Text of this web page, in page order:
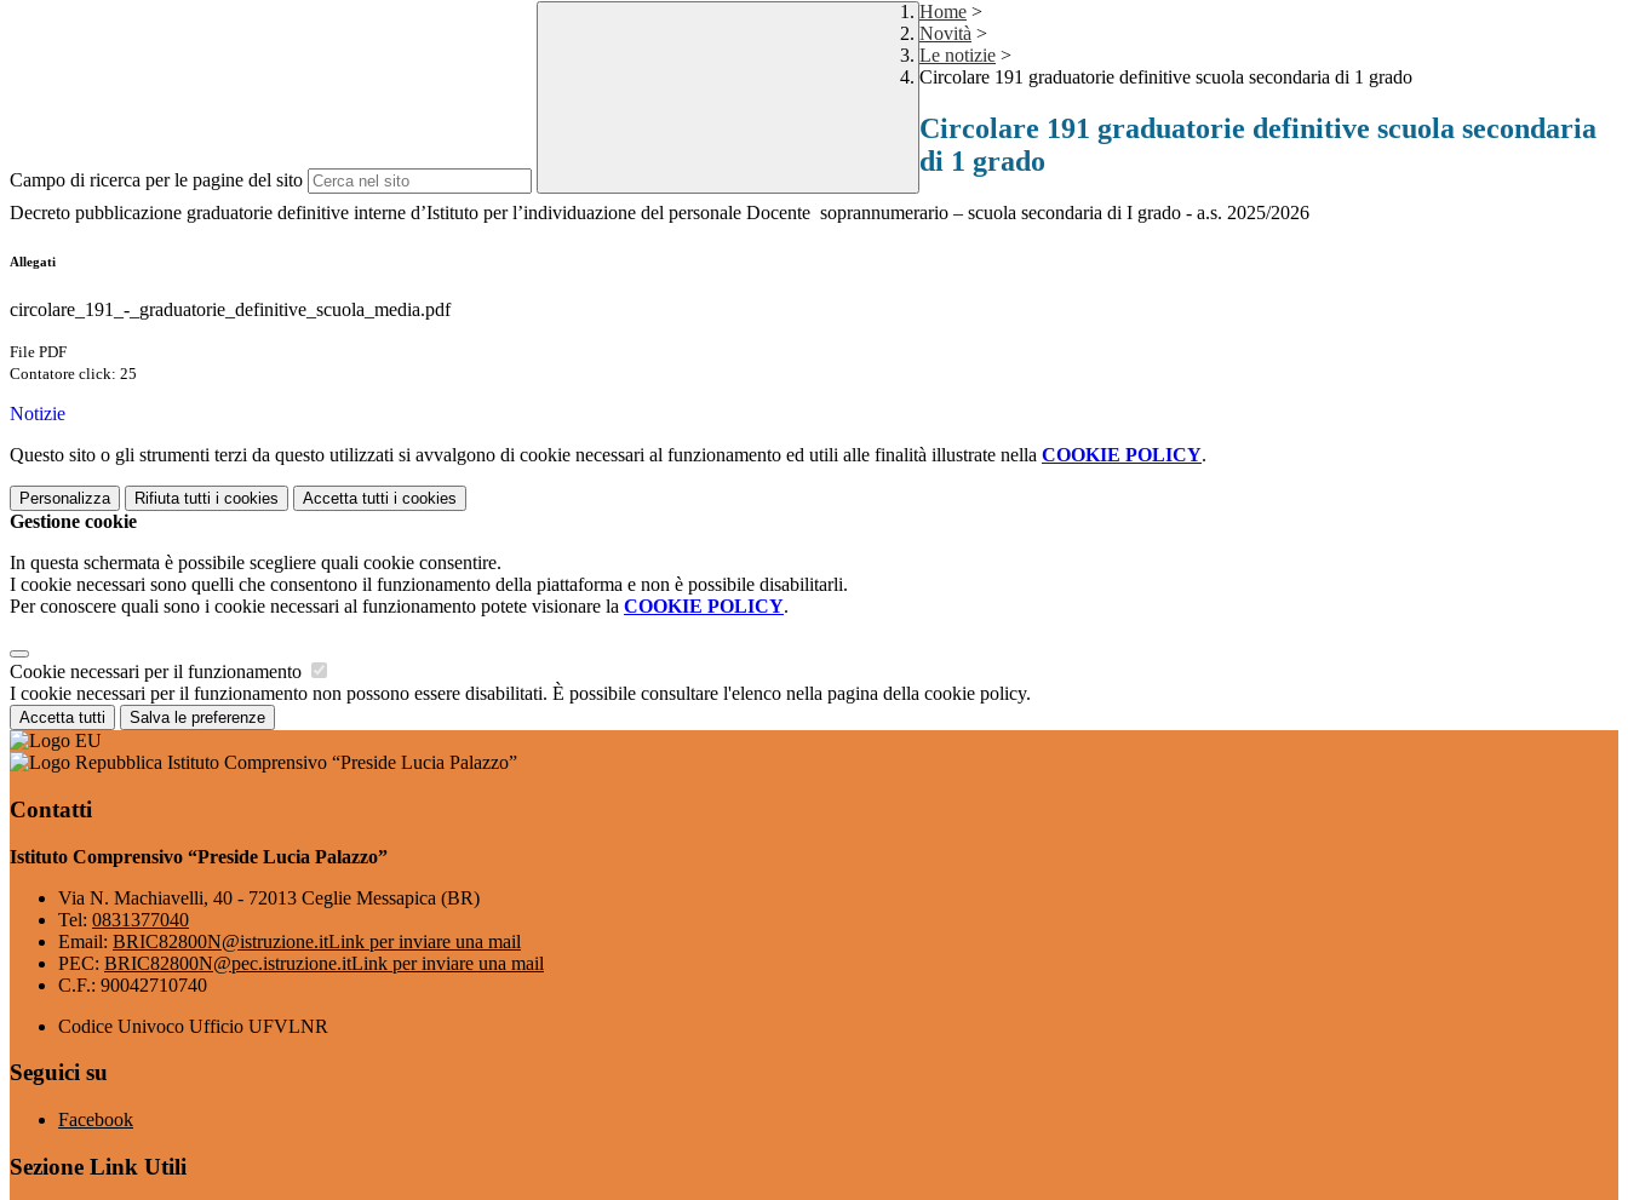
Campo di ricerca per le pagine del sito
Home >
Novità >
Le notizie >
Circolare 191 graduatorie definitive scuola secondaria di 1 grado
Circolare 191 graduatorie definitive scuola secondaria
di 1 grado
Decreto pubblicazione graduatorie definitive interne d’Istituto per l’individuazione del personale Docente soprannumerario – scuola secondaria di I grado - a.s. 2025/2026
Allegati
circolare_191_-_graduatorie_definitive_scuola_media.pdf
File PDF
Contatore click: 25
Notizie
Questo sito o gli strumenti terzi da questo utilizzati si avvalgono di cookie necessari al funzionamento ed utili alle finalità illustrate nella COOKIE POLICY.
Personalizza Rifiuta tutti i cookies Accetta tutti i cookies
Gestione cookie
In questa schermata è possibile scegliere quali cookie consentire.
I cookie necessari sono quelli che consentono il funzionamento della piattaforma e non è possibile disabilitarli.
Per conoscere quali sono i cookie necessari al funzionamento potete visionare la COOKIE POLICY.
Cookie necessari per il funzionamento
I cookie necessari per il funzionamento non possono essere disabilitati. È possibile consultare l'elenco nella pagina della cookie policy.
Accetta tutti Salva le preferenze
Istituto Comprensivo “Preside Lucia Palazzo”
Contatti
Istituto Comprensivo “Preside Lucia Palazzo”
Via N. Machiavelli, 40 - 72013 Ceglie Messapica (BR)
Tel: 0831377040
Email: BRIC82800N@istruzione.itLink per inviare una mail
PEC: BRIC82800N@pec.istruzione.itLink per inviare una mail
C.F.: 90042710740
Codice Univoco Ufficio UFVLNR
Seguici su
Facebook
Sezione Link Utili